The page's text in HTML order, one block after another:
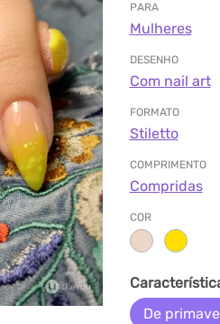
PARA
Mulheres
DESENHO
Com nail art
FORMATO
Stiletto
COMPRIMENTO
Compridas
COR
De